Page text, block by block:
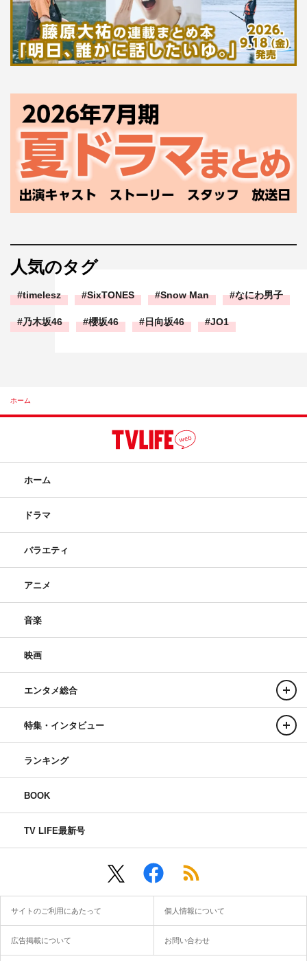
人気のタグ
timelesz SixTONES Snow Man なにわ男子
乃木坂46 櫻坂46 日向坂46 JO1
ホーム
ホーム
ドラマ
バラエティ
アニメ
音楽
映画
エンタメ総合
特集・インタビュー
ランキング
BOOK
TV LIFE最新号
サイトのご利用にあたって 個人情報について
広告掲載について お問い合わせ